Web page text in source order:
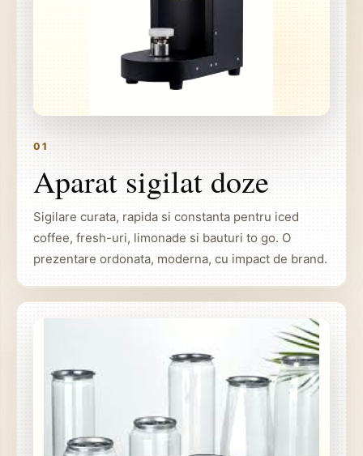
01
Aparat sigilat doze
Sigilare curata, rapida si constanta pentru iced
coffee, fresh-uri, limonade si bauturi to go. O
prezentare ordonata, moderna, cu impact de brand.